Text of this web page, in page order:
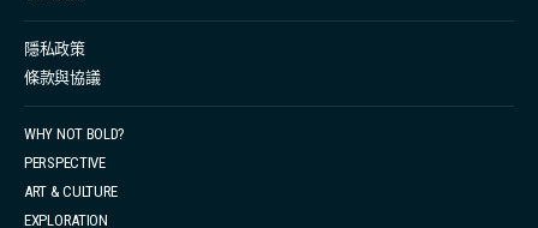
成頸椎疾病影響生活作息。 除了上身姿勢問題，有不少日
常在辦公室做文職工作的女生，日常上班長期處於坐的狀
態，加上會習慢性「翹腳或者坐姿不良」，容易令到盆骨
生最怕的「假肚腩」。 原來以上姿勢問題，除了會引伸痛
症，都會影響女士們關注的外型、體態問題。Ami補充
指，如果出現以上姿勢不良的習慣，長久以來會令人整體
隱私政策
條款與協議
WHY NOT BOLD?
PERSPECTIVE
ART & CULTURE
EXPLORATION